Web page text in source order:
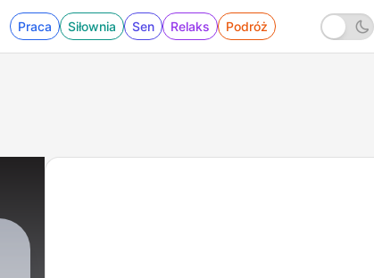
Praca Siłownia Sen Relaks Podróż